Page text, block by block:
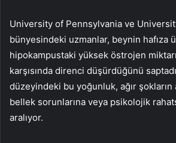
University of Pennsylvania ve
bünyesindeki uzmanlar, beynin hafıza
hipokampustaki yüksek östrojen
karşısında direnci düşürdüğünü
düzeyindeki bu yoğunluk, ağır şokların
bellek sorunlarına veya psikolojik
aralıyor.